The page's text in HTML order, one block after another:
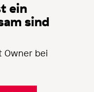
ein
sind
Owner bei